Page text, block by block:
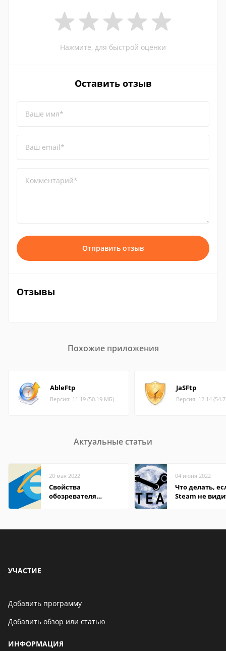
Нажмите, для быстрой оценки
Оставить отзыв
Ваше имя*
Ваш email*
Комментарий*
Отправить отзыв
Отзывы
Похожие приложения
AbleFtp
Версия: 11.19 (50.19 МБ)
JaSFtp
Версия: 12.14
Актуальные статьи
20 мая 2022
Свойства
обозревателя
04 июня 2022
Что делать,
Steam не
УЧАСТИЕ
Добавить программу
Добавить обзор или статью
ИНФОРМАЦИЯ